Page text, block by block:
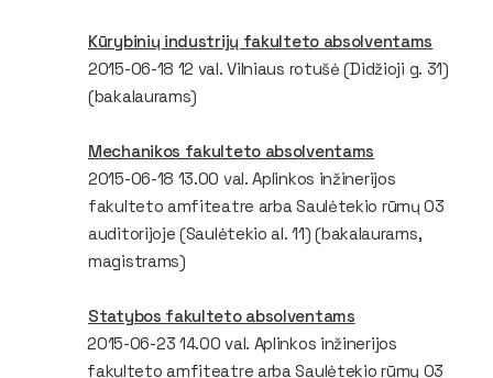
Kūrybinių industrijų fakulteto absolventams
2015-06-18 12 val. Vilniaus rotušė (Didžioji g. 31)
(bakalaurams)
Mechanikos fakulteto absolventams
2015-06-18 13.00 val. Aplinkos inžinerijos
fakulteto amfiteatre arba Saulėtekio rūmų 03
auditorijoje (Saulėtekio al. 11) (bakalaurams,
magistrams)
Statybos fakulteto absolventams
2015-06-23 14.00 val. Aplinkos inžinerijos
fakulteto amfiteatre arba Saulėtekio rūmų 03